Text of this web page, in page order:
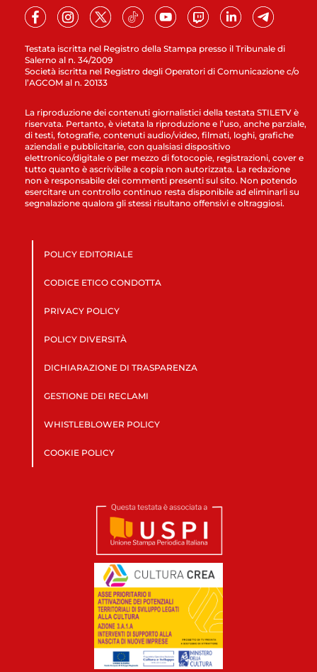
Testata iscritta nel Registro della Stampa presso il Tribunale di
Salerno al n. 34/2009
Società iscritta nel Registro degli Operatori di Comunicazione c/o
l’AGCOM al n. 20133
La riproduzione dei contenuti giornalistici della testata STILETV è
riservata. Pertanto, è vietata la riproduzione e l’uso, anche parziale,
di testi, fotografie, contenuti audio/video, filmati, loghi, grafiche
aziendali e pubblicitarie, con qualsiasi dispositivo
elettronico/digitale o per mezzo di fotocopie, registrazioni, cover e
tutto quanto è ascrivibile a copia non autorizzata. La redazione
non è responsabile dei commenti presenti sul sito. Non potendo
esercitare un controllo continuo resta disponibile ad eliminarli su
segnalazione qualora gli stessi risultano offensivi e oltraggiosi.
POLICY EDITORIALE
CODICE ETICO CONDOTTA
PRIVACY POLICY
POLICY DIVERSITÀ
DICHIARAZIONE DI TRASPARENZA
GESTIONE DEI RECLAMI
WHISTLEBLOWER POLICY
COOKIE POLICY